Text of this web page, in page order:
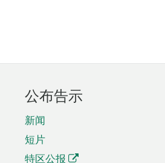
公布告示
新闻
短片
特区公报